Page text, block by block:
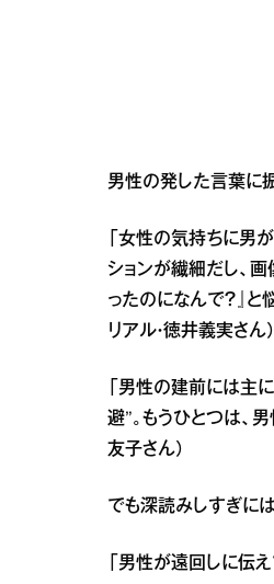
男性の発した言葉に
「女性の気持ちに男
ションが繊細だし、
ったのになんで？』と
リアル・徳井義実さん）
「男性の建前には主
避”。もうひとつは、
友子さん）
でも深読みしすぎに
「男性が遠回しに伝